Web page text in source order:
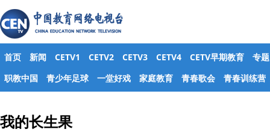
首页 新闻 CETV1 CETV2 CETV3 CETV4 CETV早期教育
专题
职教中国
青少年足球 一堂好戏 家庭教育 青春歌会 青春训练营
我的长生果